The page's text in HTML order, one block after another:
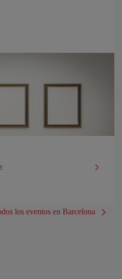
los eventos en Barcelona